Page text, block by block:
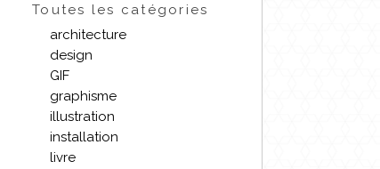
Toutes les catégories
architecture
design
GIF
graphisme
illustration
installation
livre